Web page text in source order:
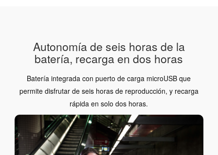
Autonomía de seis horas de la
batería, recarga en dos horas
Batería integrada con puerto de carga microUSB que
permite disfrutar de seis horas de reproducción, y recarga
rápida en solo dos horas.